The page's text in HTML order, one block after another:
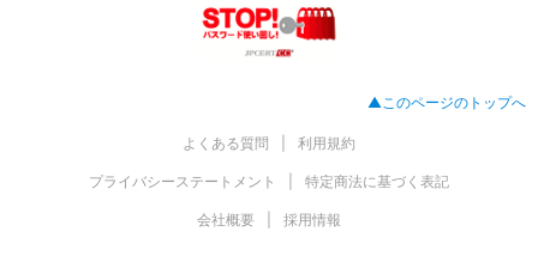
▲このページのトップへ
よくある質問 利用規約
プライバシーステートメント 特定商法に基づく表記
会社概要 採用情報